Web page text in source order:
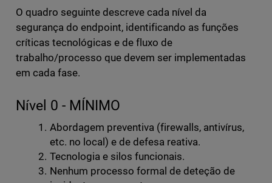
O quadro seguinte descreve cada nível da
segurança do endpoint, identificando as funções
críticas tecnológicas e de fluxo de
trabalho/processo que devem ser implementadas
em cada fase.
Nível 0 - MÍNIMO
Abordagem preventiva (firewalls, antivírus,
etc. no local) e de defesa reativa.
Tecnologia e silos funcionais.
Nenhum processo formal de deteção de